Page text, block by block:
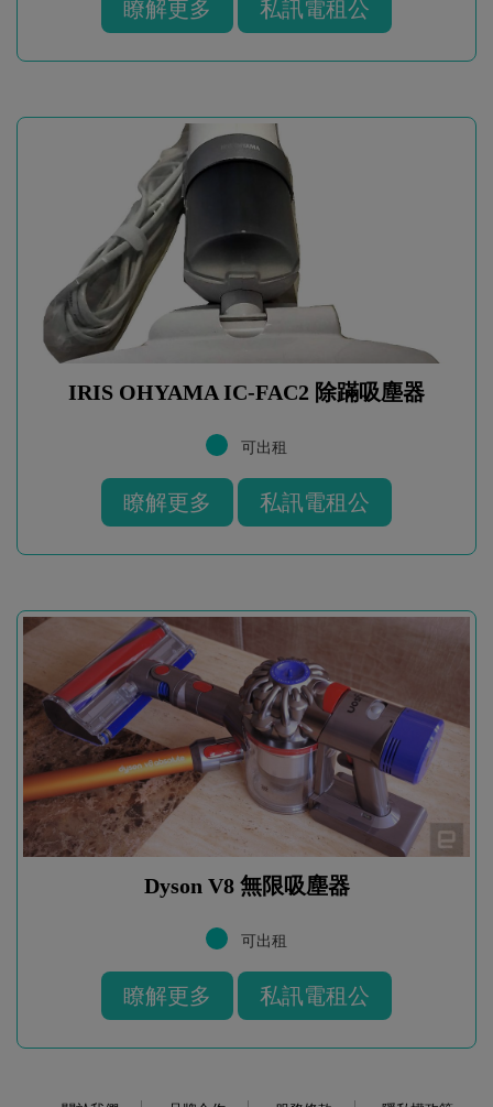
瞭解更多 私訊電租公
IRIS OHYAMA IC-FAC2 除蹣吸塵器
可出租
瞭解更多 私訊電租公
Dyson V8 無限吸塵器
可出租
瞭解更多 私訊電租公